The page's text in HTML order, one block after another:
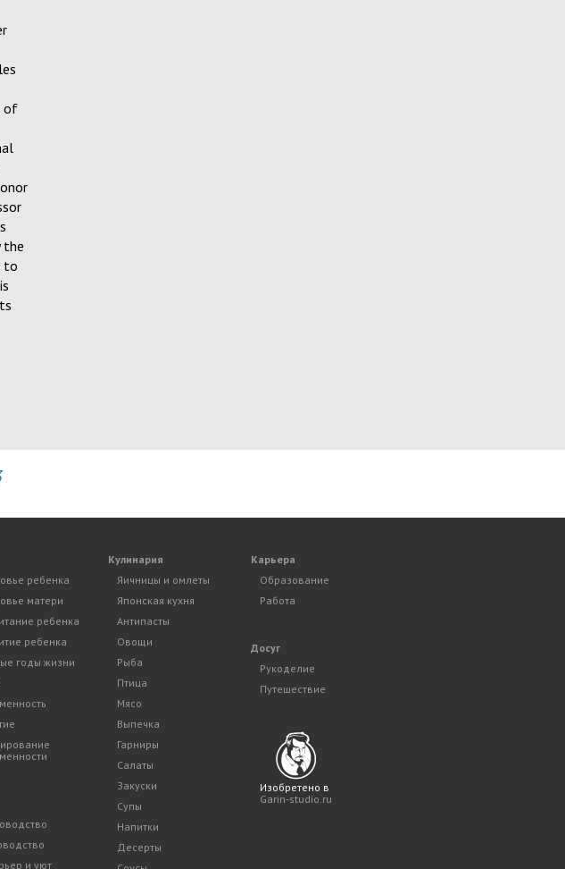
of
the
to
ребенка
матери
ребенка
ребенка
годы жизни
и уют
Кулинария
Яичницы и омлеты
Японская кухня
Антипасты
Овощи
Рыба
Птица
Мясо
Выпечка
Гарниры
Салаты
Закуски
Супы
Напитки
Десерты
Карьера
Образование
Работа
Досуг
Рукоделие
Путешествие
Изобретено в
Garin-studio.ru